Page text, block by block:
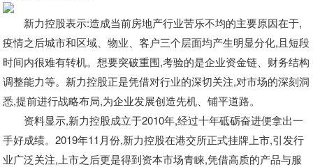
新力控股表示:造成当前房地产行业苦乐不均的主要原因在于,
疫情之后城市和区域、物业、客户三个层面均产生明显分化,且短段
时间内很难有转机。想要突破重围,考验的是企业资金链、财务结构
调整能力等。新力控股正是凭借对行业的深切关注,对市场的深刻洞
悉,提前进行战略布局,为企业发展创造先机、铺平道路。
资料显示,新力控股成立于2010年,经过十年砥砺奋进便拿出一
手好成绩。2019年11月份,新力控股在港交所正式挂牌上市,引发行
业广泛关注,上市之后更是得到资本市场青睐,凭借高质的产品与服